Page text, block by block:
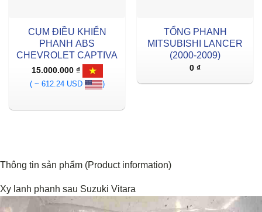
CỤM ĐIỀU KHIỂN
PHANH ABS
CHEVROLET CAPTIVA
15.000.000 ₫
( ~ 612.24 USD
)
TỔNG PHANH
MITSUBISHI LANCER
(2000-2009)
0 ₫
Thông tin sản phẩm (Product information)
Xy lanh phanh sau Suzuki Vitara